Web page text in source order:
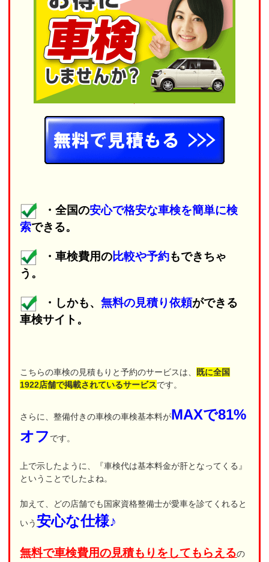
・全国の安心で格安な車検を簡単に検
索できる。
・車検費用の比較や予約もできちゃ
う。
・しかも、無料の見積り依頼ができる
車検サイト。
こちらの車検の見積もりと予約のサービスは、 既に全国
1922店舗で掲載されているサービスです。
さらに、整備付きの車検の車検基本料がMAXで81%
オフ です。
上で示したように、『車検代は基本料金が肝となってくる』
ということでしたよね。
加えて、どの店舗でも国家資格整備士が愛車を診てくれると
いう安心な仕様♪
無料で車検費用の見積もりをしてもらえるの